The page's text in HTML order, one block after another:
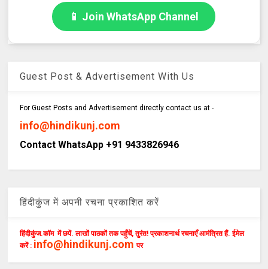
📱 Join WhatsApp Channel
Guest Post & Advertisement With Us
For Guest Posts and Advertisement directly contact us at -
info@hindikunj.com
Contact WhatsApp +91 9433826946
हिंदीकुंज में अपनी रचना प्रकाशित करें
हिंदीकुंज.कॉम में छपें. लाखों पाठकों तक पहुँचें, तुरंत! प्रकाशनार्थ रचनाएँ आमंत्रित हैं. ईमेल
करें : info@hindikunj.com पर